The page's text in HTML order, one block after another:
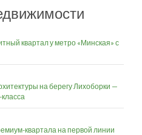
квартал у метро «Минская» с
на берегу Лихоборки —
квартала на первой линии